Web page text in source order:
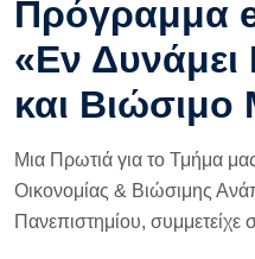
Πρόγραμμα
«Εν Δυνάμει
και Βιώσιμο
Μια Πρωτιά για το Τμήμα
Οικονομίας & Βιώσιμης
Πανεπιστημίου, συμμετείχε